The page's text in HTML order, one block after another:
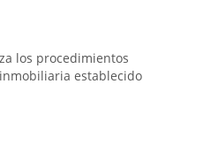
los procedimientos
establecido